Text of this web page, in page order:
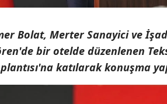
Bolat, Merter Sanayici ve
bir otelde düzenlenen
katılarak konuşma